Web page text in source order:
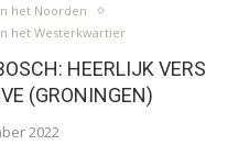
het Noorden
het Westerkwartier
HEERLIJK VERS
(GRONINGEN)
2022